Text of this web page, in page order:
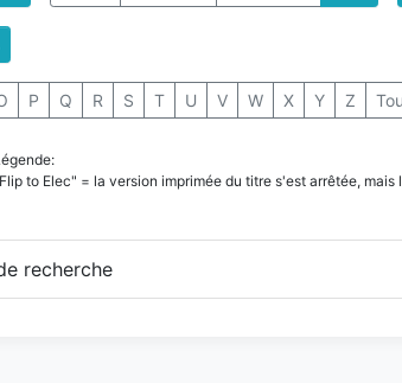
P Q R S T U V W X Y Z
to Elec" = la version imprimée du titre s'est arrêtée,
recherche